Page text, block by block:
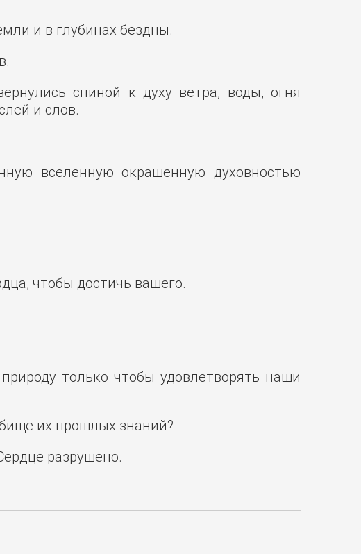
и в глубинах бездны.
спиной к духу ветра, воды, огня
и слов.
вселенную окрашенную духовностью
чтобы достичь вашего.
только чтобы удовлетворять наши
их прошлых знаний?
разрушено.